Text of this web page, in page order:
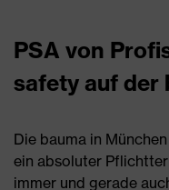
PSA von
safety auf der
Die bauma in
ein absoluter
immer und gerade